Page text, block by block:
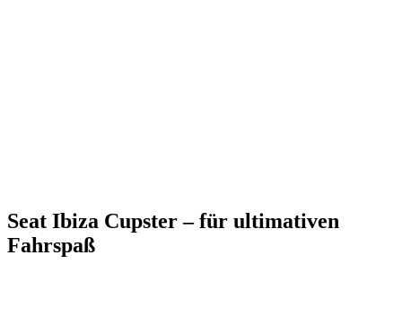
Seat Ibiza Cupster – für ultimativen
Fahrspaß